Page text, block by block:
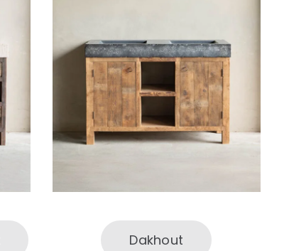
Dakhout